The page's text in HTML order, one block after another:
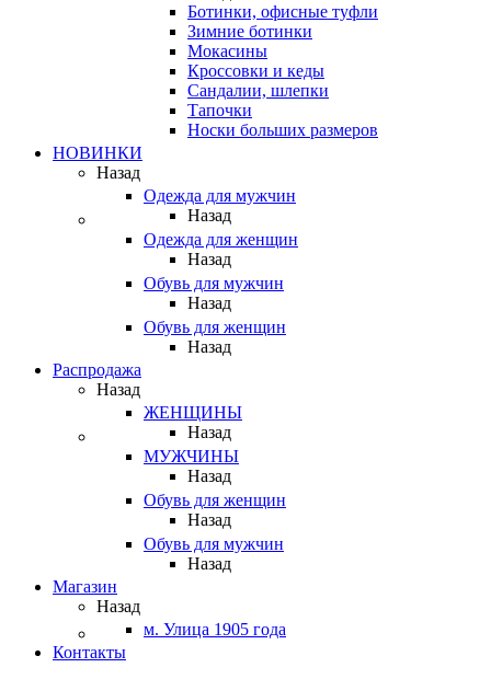
Ботинки, офисные туфли
Зимние ботинки
Мокасины
Кроссовки и кеды
Сандалии, шлепки
Тапочки
Носки больших размеров
НОВИНКИ
Назад
Одежда для мужчин
Назад
Одежда для женщин
Назад
Обувь для мужчин
Назад
Обувь для женщин
Назад
Распродажа
Назад
ЖЕНЩИНЫ
Назад
МУЖЧИНЫ
Назад
Обувь для женщин
Назад
Обувь для мужчин
Назад
Магазин
Назад
м. Улица 1905 года
Контакты